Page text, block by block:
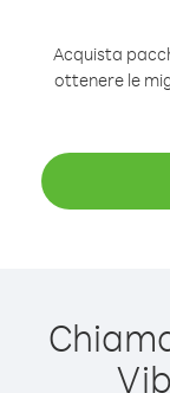
Acquista
ottenere le